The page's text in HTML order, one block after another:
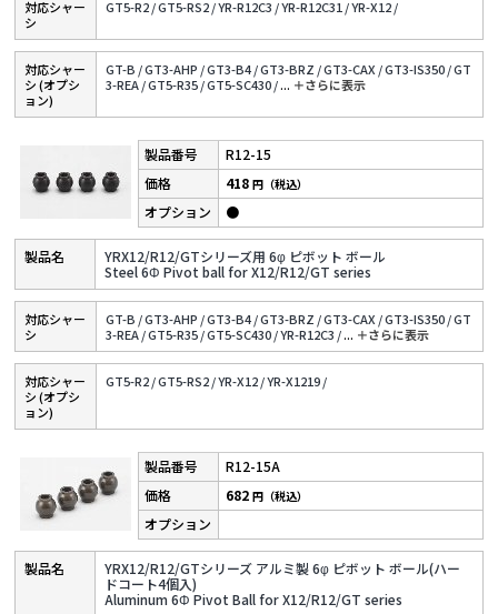
対応シャー
シ
GT5-R2 /GT5-RS2 /YR-R12C3 /YR-R12C31 /YR-X12 /
対応シャー
シ (オプシ
ョン)
GT-B /GT3-AHP /GT3-B4 /GT3-BRZ /GT3-CAX /GT3-IS350 /GT
3-REA /GT5-R35 /GT5-SC430 /... ＋さらに表⽰
R12-15
YRX12/R12/GTシリーズ用 6φ ピボット ボール
Steel 6Φ Pivot ball for X12/R12/GT series
418円（税込）
●
対応シャー
シ
GT-B /GT3-AHP /GT3-B4 /GT3-BRZ /GT3-CAX /GT3-IS350 /GT
3-REA /GT5-R35 /GT5-SC430 /YR-R12C3 /... ＋さらに表⽰
対応シャー
シ (オプシ
ョン)
GT5-R2 /GT5-RS2 /YR-X12 /YR-X1219 /
R12-15A
YRX12/R12/GTシリーズ アルミ製 6φ ピボット ボール(ハー
ドコート4個入)
Aluminum 6Φ Pivot Ball for X12/R12/GT series
682円（税込）